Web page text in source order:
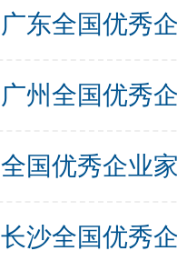
广东全国优秀企业
广州全国优秀企业家
全国优秀企业家宁
长沙全国优秀企业